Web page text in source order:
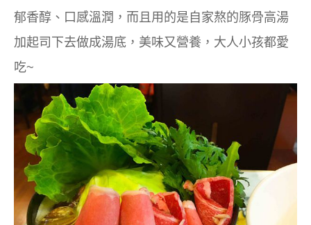
郁香醇、口感溫潤，而且用的是自家熬的豚骨高湯
加起司下去做成湯底，美味又營養， 大人小孩都愛
吃~